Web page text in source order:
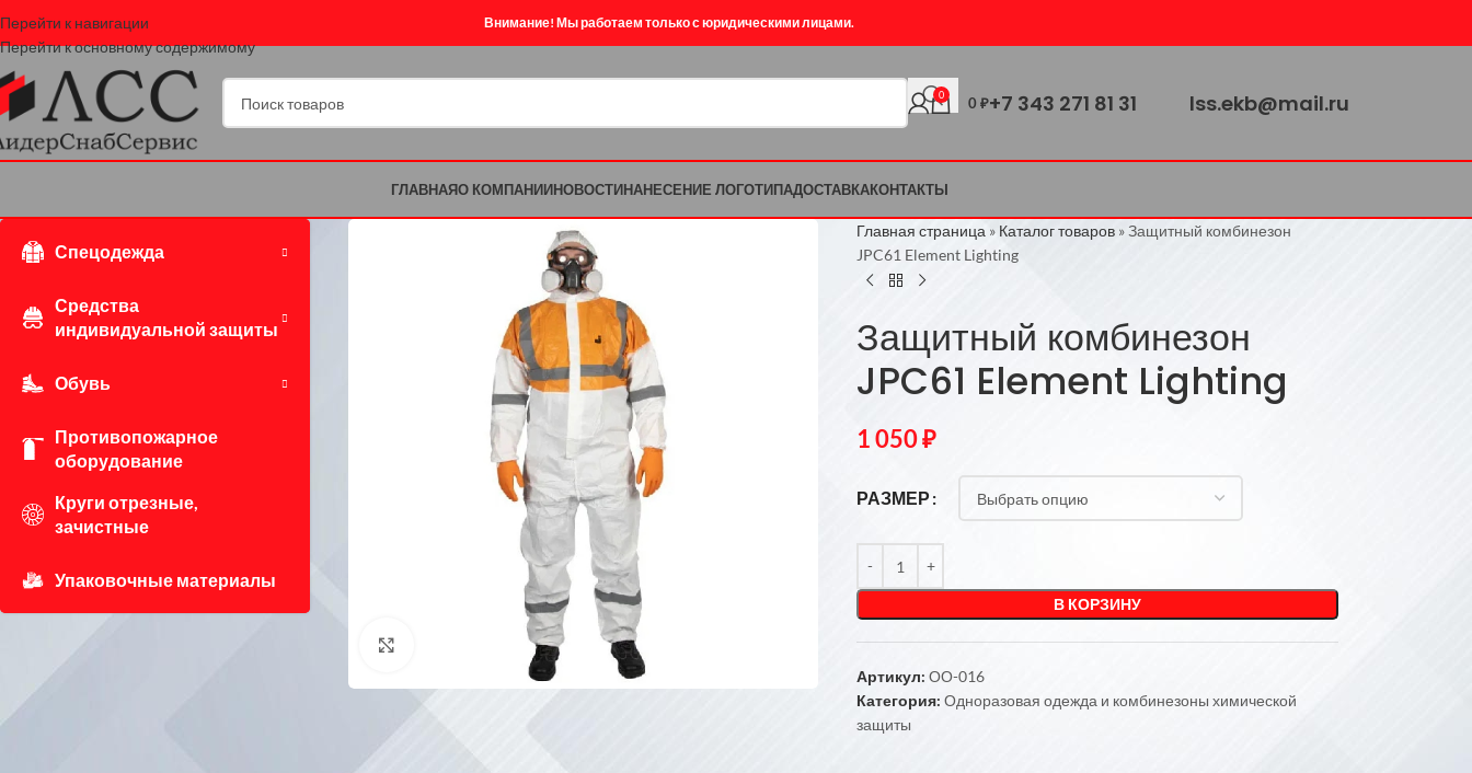
Перейти к навигации
Перейти к основному содержимому
Внимание! Мы работаем только с юридическими лицами.
0 0 ₽+7 343 271 81 31 lss.ekb@mail.ru
ГЛАВНАЯО КОМПАНИИНОВОСТИНАНЕСЕНИЕ ЛОГОТИПАДОСТАВКАКОНТАКТЫ
Спецодежда
Средства
индивидуальной защиты
Обувь
Противопожарное
оборудование
Круги отрезные,
зачистные
Упаковочные материалы
Нажмите, чтобы увеличить
Главная страница » Каталог товаров »Защитный комбинезон
JPC61 Element Lighting
Защитный комбинезон
JPC61 Element Lighting
1 050₽
РАЗМЕР
В КОРЗИНУ
Артикул:ОО-016
Категория: Одноразовая одежда и комбинезоны химической
защиты